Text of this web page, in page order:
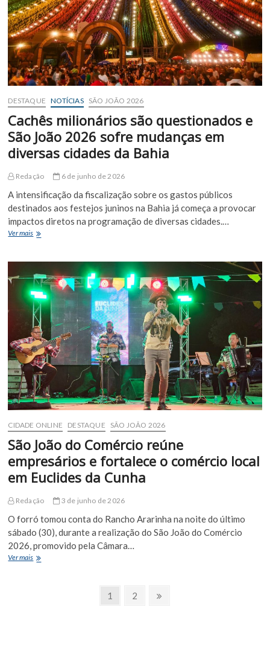
João
2026
com
valorização
da
cultura
regional
DESTAQUE NOTÍCIAS SÃO JOÃO 2026
Cachês milionários são questionados e
São João 2026 sofre mudanças em
diversas cidades da Bahia
Redação 6 de junho de 2026
A intensificação da fiscalização sobre os gastos públicos
destinados aos festejos juninos na Bahia já começa a provocar
impactos diretos na programação de diversas cidades.…
Ver maisCachês
questionados
e
São
João
2026
sofre
mudanças
em
diversas
cidades
da
Bahia
CIDADE ONLINE DESTAQUE SÃO JOÃO 2026
São João do Comércio reúne
empresários e fortalece o comércio local
em Euclides da Cunha
Redação 3 de junho de 2026
O forró tomou conta do Rancho Ararinha na noite do último
sábado (30), durante a realização do São João do Comércio
2026, promovido pela Câmara…
Ver maisSão
Page
1 Page
2